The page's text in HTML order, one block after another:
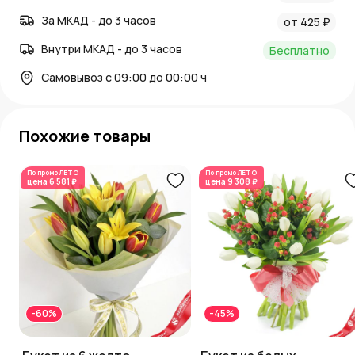
За МКАД - до 3 часов
от 425 ₽
Внутри МКАД - до 3 часов
Бесплатно
Самовывоз с 09:00 до 00:00 ч
Похожие товары
По промоЛЕТО
цена 6 581 ₽
-60%
По промоЛЕТО
цена 9 308 ₽
-45%